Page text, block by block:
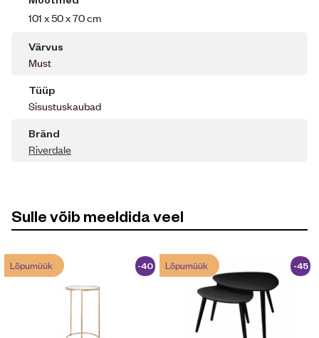
101 x 50 x 70 cm
Värvus
Must
Tüüp
Sisustuskaubad
Bränd
Riverdale
Sulle võib meeldida veel
Lõpumüük
-40
%
Lõpumüük
-45
%